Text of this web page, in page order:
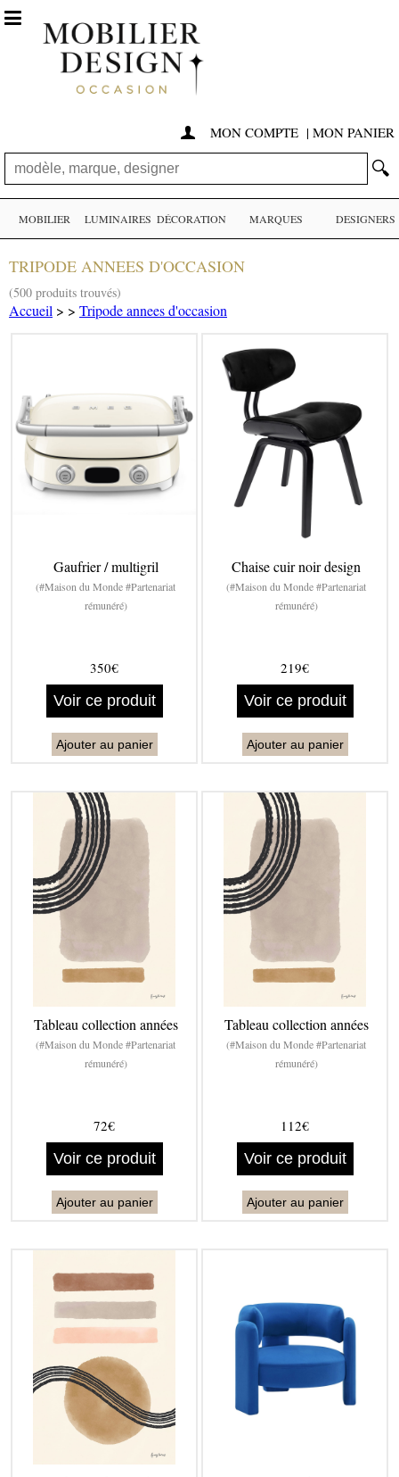
 MON COMPTE | MON PANIER
🔍

MOBILIER LUMINAIRES DÉCORATION MARQUES DESIGNERS
TRIPODE ANNEES D'OCCASION
(500 produits trouvés)
Accueil > > Tripode annees d'occasion
Gaufrier / multigril
(#Maison du Monde #Partenariat
rémunéré)
350€
Voir ce produit
Ajouter au panier
Chaise cuir noir design
(#Maison du Monde #Partenariat
rémunéré)
219€
Voir ce produit
Ajouter au panier
Tableau collection années
(#Maison du Monde #Partenariat
rémunéré)
72€
Voir ce produit
Ajouter au panier
Tableau collection années
(#Maison du Monde #Partenariat
rémunéré)
112€
Voir ce produit
Ajouter au panier